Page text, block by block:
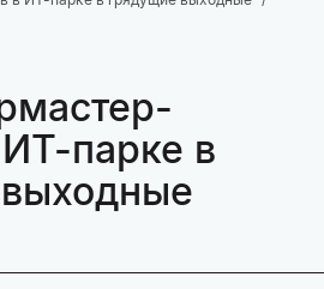
парке в